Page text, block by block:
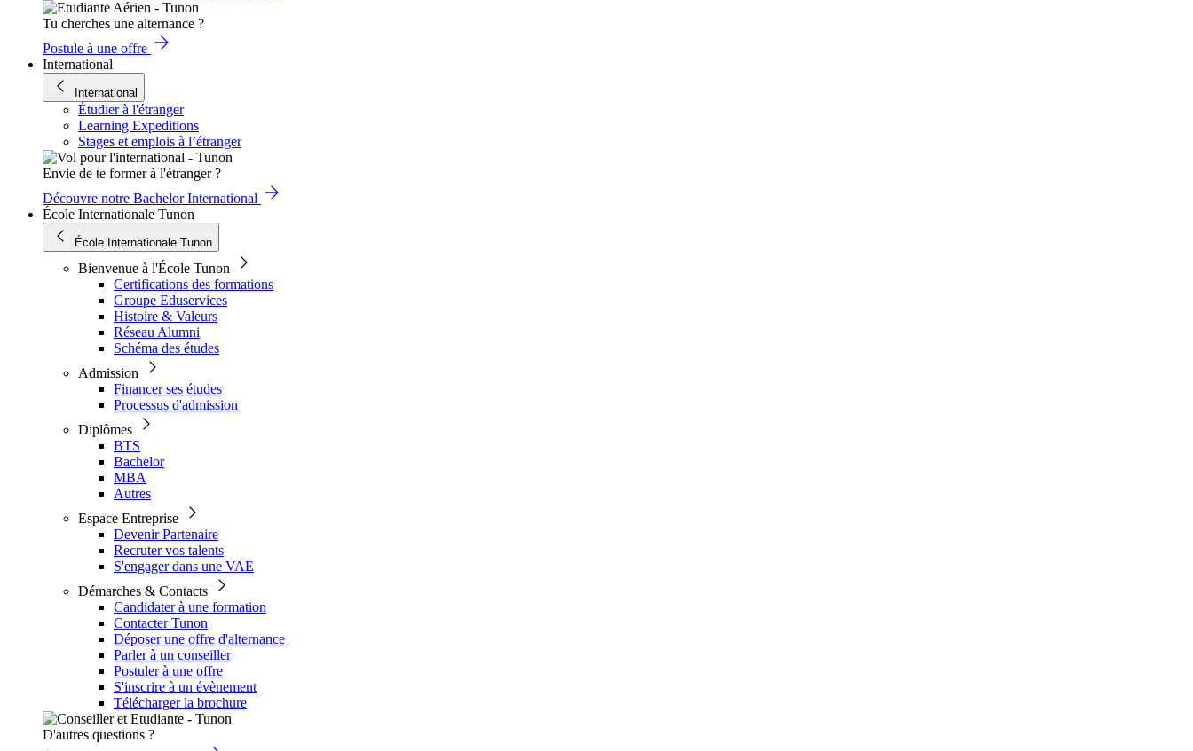
Tu cherches une alternance ?
Postule à une offre
International
International
Étudier à l'étranger
Learning Expeditions
Stages et emplois à l’étranger
Envie de te former à l'étranger ?
Découvre notre Bachelor International
École Internationale Tunon
École Internationale Tunon
Bienvenue à l'École Tunon
Certifications des formations
Groupe Eduservices
Histoire & Valeurs
Réseau Alumni
Schéma des études
Admission
Financer ses études
Processus d'admission
Diplômes
BTS
Bachelor
MBA
Autres
Espace Entreprise
Devenir Partenaire
Recruter vos talents
S'engager dans une VAE
Démarches & Contacts
Candidater à une formation
Contacter Tunon
Déposer une offre d'alternance
Parler à un conseiller
Postuler à une offre
S'inscrire à un évènement
Télécharger la brochure
D'autres questions ?